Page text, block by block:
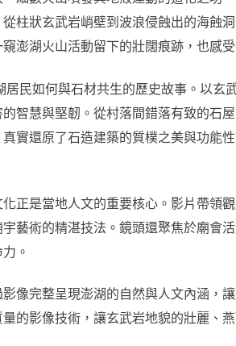
柱狀玄武岩峭壁到波浪侵蝕出的海蝕
澎湖火山活動留下的壯闊痕跡，也感
民如何與石材共生的歷史故事。以玄
智慧與堅韌。從村落間錯落有致的石
實還原了石造建築的質樸之美與功能
正是當地人文的重要核心。影片帶領
藝術的精湛技法。鏡頭還聚焦於廟會
。
像完整呈現澎湖的自然與人文內涵，
的影像技術，讓玄武岩地貌的壯麗、